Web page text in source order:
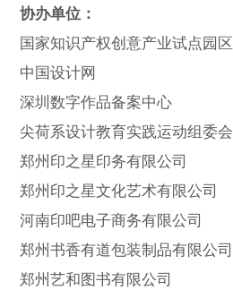
协办单位：
国家知识产权创意产业试点园区
中国设计网
深圳数字作品备案中心
尖荷系设计教育实践运动组委会
郑州印之星印务有限公司
郑州印之星文化艺术有限公司
河南印吧电子商务有限公司
郑州书香有道包装制品有限公司
郑州艺和图书有限公司